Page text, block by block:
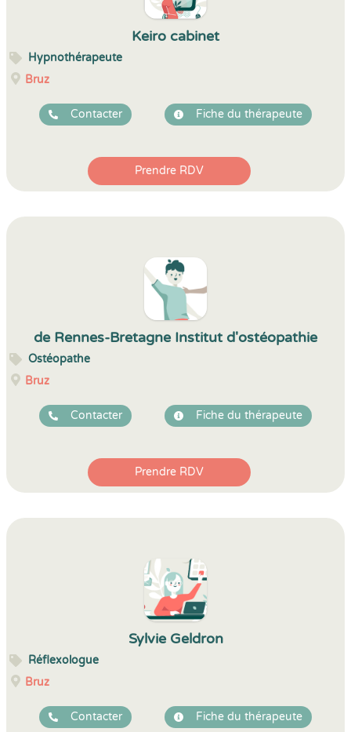
Keiro cabinet
Hypnothérapeute
Bruz
Contacter Fiche du thérapeute
Prendre RDV
de Rennes-Bretagne Institut d'ostéopathie
Ostéopathe
Bruz
Contacter Fiche du thérapeute
Prendre RDV
Sylvie Geldron
Réflexologue
Bruz
Contacter Fiche du thérapeute